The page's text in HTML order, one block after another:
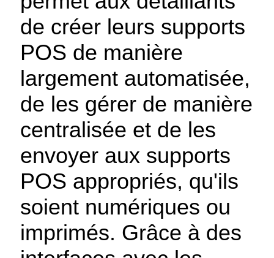
de créer leurs supports
POS de manière
largement automatisée,
de les gérer de manière
centralisée et de les
envoyer aux supports
POS appropriés, qu'ils
soient numériques ou
imprimés. Grâce à des